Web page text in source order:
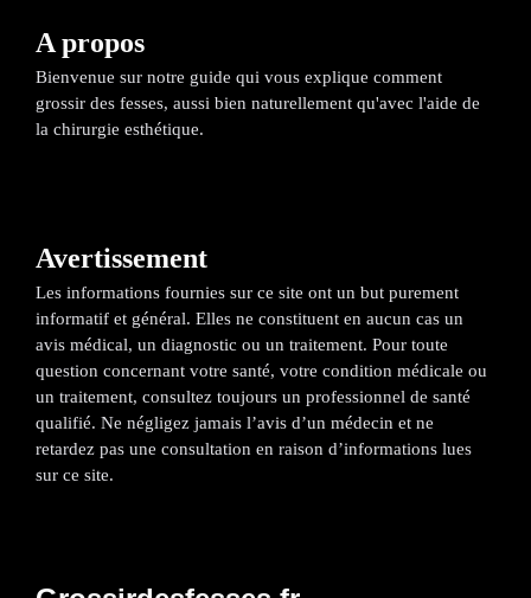
A propos
Bienvenue sur notre guide qui vous explique comment
grossir des fesses, aussi bien naturellement qu'avec l'aide de
la chirurgie esthétique.
Avertissement
Les informations fournies sur ce site ont un but purement
informatif et général. Elles ne constituent en aucun cas un
avis médical, un diagnostic ou un traitement. Pour toute
question concernant votre santé, votre condition médicale ou
un traitement, consultez toujours un professionnel de santé
qualifié. Ne négligez jamais l’avis d’un médecin et ne
retardez pas une consultation en raison d’informations lues
sur ce site.